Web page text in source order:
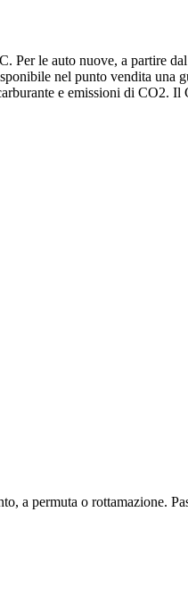
Per le auto nuove, a partire
nel punto vendita una
e emissioni di CO2. Il
a permuta o rottamazione.